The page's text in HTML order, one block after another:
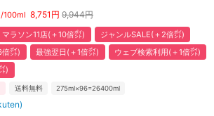
/100ml 8,751 円 9,944円
マラソン11店(＋10倍㌽)
ジャンルSALE(＋2倍㌽)
倍㌽)
最強翌日(＋1倍㌽)
ウェブ検索利用(＋1倍㌽)
)
送料無料 275ml×96=26400ml